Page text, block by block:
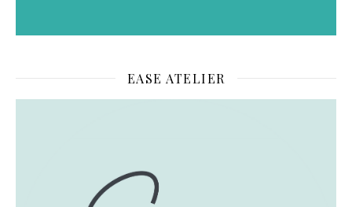
EASE ATELIER